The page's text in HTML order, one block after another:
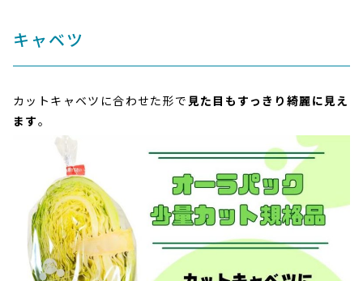
キャベツ
カットキャベツに合わせた形で 見た目もすっきり綺麗に見え
ます。